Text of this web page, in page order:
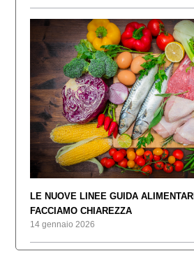
LE NUOVE LINEE GUIDA
FACCIAMO CHIAREZZA
14 gennaio 2026